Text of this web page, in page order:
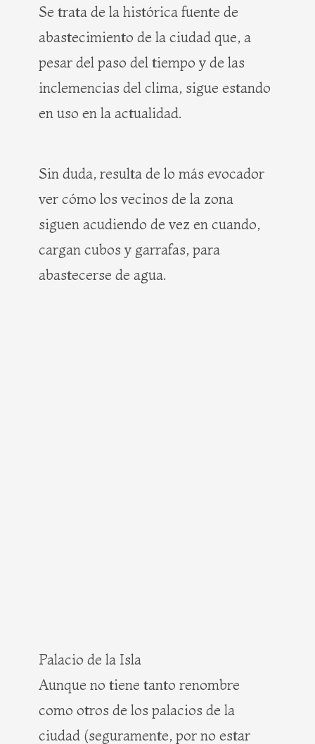
Se trata de la histórica fuente de
abastecimiento de la ciudad que, a
pesar del paso del tiempo y de las
inclemencias del clima, sigue estando
en uso en la actualidad.
Sin duda, resulta de lo más evocador
ver cómo los vecinos de la zona
siguen acudiendo de vez en cuando,
cargan cubos y garrafas, para
abastecerse de agua.
Palacio de la Isla
Aunque no tiene tanto renombre
como otros de los palacios de la
ciudad (seguramente, por no estar